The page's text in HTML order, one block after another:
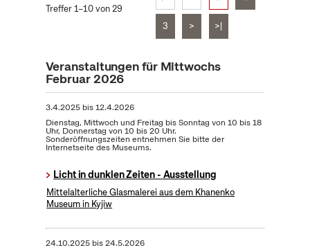
Treffer 1–10 von 29
3 > >|
Veranstaltungen für Mittwochs
Februar 2026
3.4.2025bis12.4.2026
Dienstag, Mittwoch und Freitag bis Sonntag von 10 bis 18
Uhr, Donnerstag von 10 bis 20 Uhr.
Sonderöffnungszeiten entnehmen Sie bitte der
Internetseite des Museums.
Licht in dunklen Zeiten - Ausstellung
Mittelalterliche Glasmalerei aus dem Khanenko
Museum in Kyjiw
24.10.2025bis24.5.2026